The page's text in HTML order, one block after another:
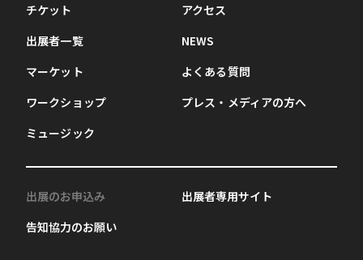
チケット
出展者一覧
マーケット
ワークショップ
ミュージック
アクセス
NEWS
よくある質問
プレス・メディアの方へ
出展のお申込み
告知協力のお願い
出展者専用サイト